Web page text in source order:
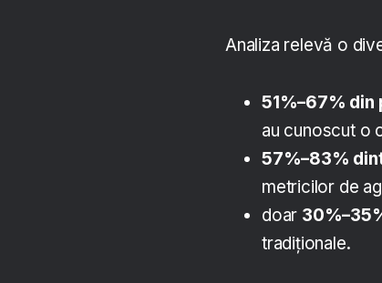
Analiza relevă o
51%–67% din
au cunoscut o
57%–83%
metricilor de
doar
tradiționale.